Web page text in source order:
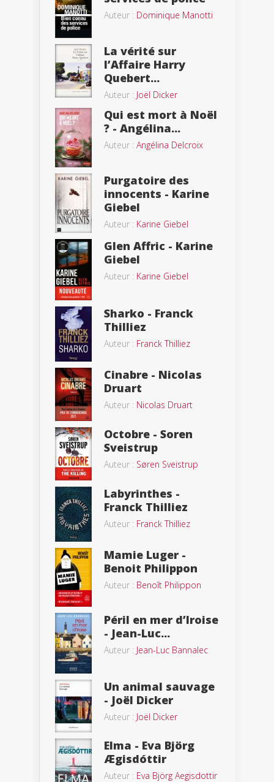
Auteur : Dominique Manotti
La vérité sur
l’Affaire Harry
Quebert...
Auteur : Joël Dicker
Qui est mort à Noël
? - Angélina...
Auteur : Angélina Delcroix
Purgatoire des
innocents - Karine
Giebel
Auteur : Karine Giebel
Glen Affric - Karine
Giebel
Auteur : Karine Giebel
Sharko - Franck
Thilliez
Auteur : Franck Thilliez
Cinabre - Nicolas
Druart
Auteur : Nicolas Druart
Octobre - Soren
Sveistrup
Auteur : Søren Sveistrup
Labyrinthes -
Franck Thilliez
Auteur : Franck Thilliez
Mamie Luger -
Benoit Philippon
Auteur : Benoît Philippon
Péril en mer d’Iroise
- Jean-Luc...
Auteur : Jean-Luc Bannalec
Un animal sauvage
- Joël Dicker
Auteur : Joël Dicker
Elma - Eva Björg
Ægisdóttir
Auteur : Eva Björg Aegisdottir